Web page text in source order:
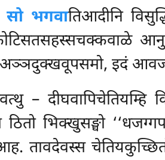
सो भगवातिआदीनि
अञ्ञदुक्खवूपसमो, इदं
वत्थु – दीघवापिचेतियम्हि
ठितो भिक्खुसङ्घो
तावदेवस्स चेतियकुच्छितो